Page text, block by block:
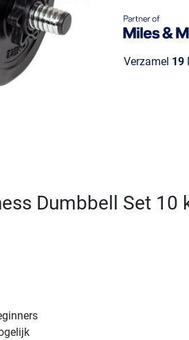
Verzamel 19
Dumbbell Set 10